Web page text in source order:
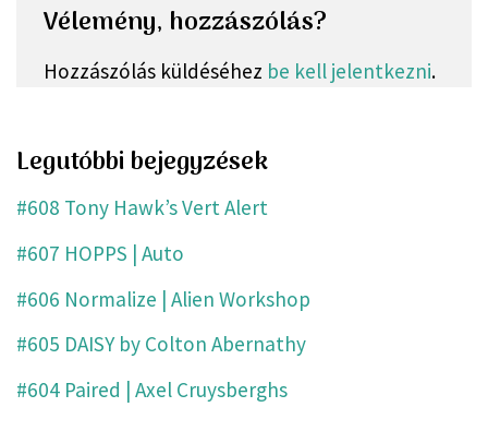
Vélemény, hozzászólás?
Hozzászólás küldéséhez be kell jelentkezni.
Legutóbbi bejegyzések
#608 Tony Hawk’s Vert Alert
#607 HOPPS | Auto
#606 Normalize | Alien Workshop
#605 DAISY by Colton Abernathy
#604 Paired | Axel Cruysberghs